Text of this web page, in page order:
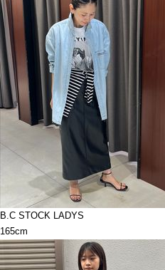
B.C STOCK LADYS
165cm